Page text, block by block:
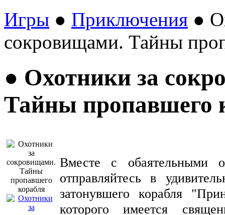
Игры ● Приключения ●
сокровищами. Тайны
● Охотники за
Тайны пропавшего
Вместе с обаятельными
отправляйтесь в
затонувшего корабля
которого имеется